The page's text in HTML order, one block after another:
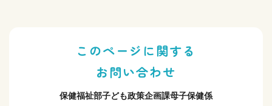
このページに関する
お問い合わせ
保健福祉部子ども政策企画課母子保健係